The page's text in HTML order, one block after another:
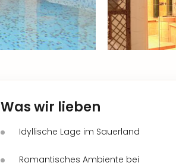
Was wir lieben
Idyllische Lage im Sauerland
Romantisches Ambiente bei